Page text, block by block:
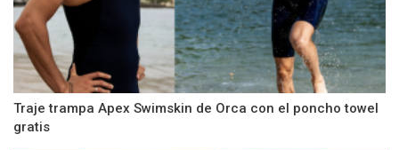
Traje trampa Apex Swimskin de Orca con el poncho towel
gratis